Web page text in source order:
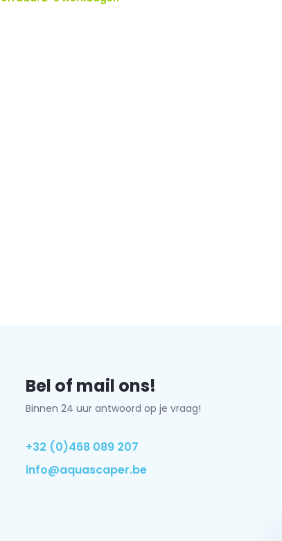
Bel of mail ons!
Binnen 24 uur antwoord op je vraag!
+32 (0)468 089 207
info@aquascaper.be